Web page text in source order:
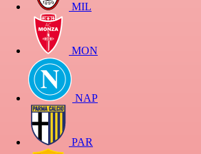
MIL
MON
NAP
PAR